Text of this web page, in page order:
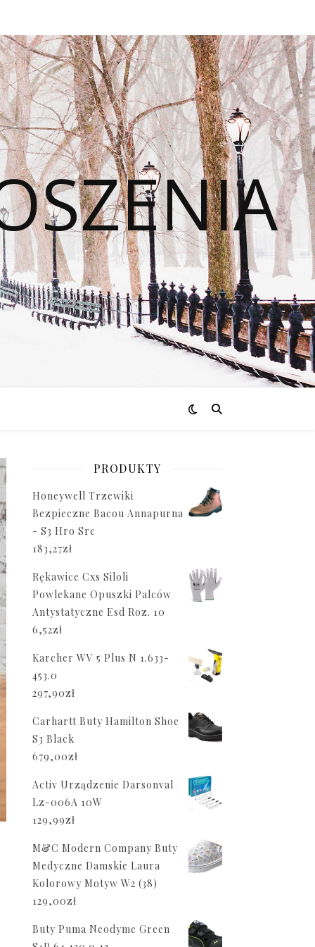
PRODUKTY
Honeywell Trzewiki
Bezpieczne Bacou Annapurna
- S3 Hro Src
183,27zł
Rękawice Cxs Siloli
Powlekane Opuszki Palców
Antystatyczne Esd Roz. 10
6,52zł
Karcher WV 5 Plus N 1.633-
453.0
297,90zł
Carhartt Buty Hamilton Shoe
S3 Black
679,00zł
Activ Urządzenie Darsonval
Lz-006A 10W
129,99zł
M&C Modern Company Buty
Medyczne Damskie Laura
Kolorowy Motyw W2 (38)
129,00zł
Buty Puma Neodyme Green